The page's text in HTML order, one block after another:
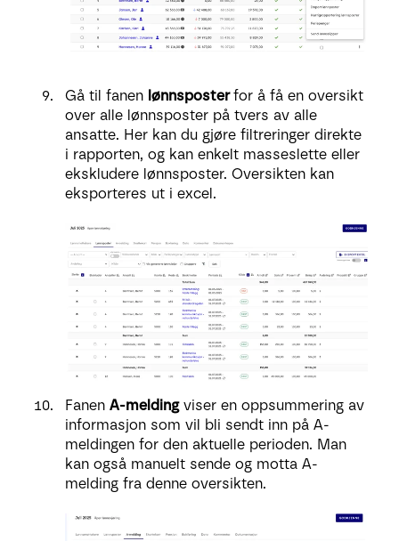
Gå til fanen lønnsposterfor å få en oversikt
over alle lønnsposter på tvers av alle
ansatte. Her kan du gjøre filtreringer direkte
i rapporten, og kan enkelt masseslette eller
ekskludere lønnsposter. Oversikten kan
eksporteres ut i excel.
Fanen A-meldingviser en oppsummering av
informasjon som vil bli sendt inn på A-
meldingen for den aktuelle perioden. Man
kan også manuelt sende og motta A-
melding fra denne oversikten.